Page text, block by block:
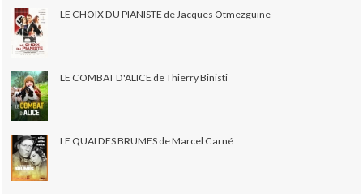
LE CHOIX DU PIANISTE de Jacques Otmezguine
LE COMBAT D'ALICE de Thierry Binisti
LE QUAI DES BRUMES de Marcel Carné